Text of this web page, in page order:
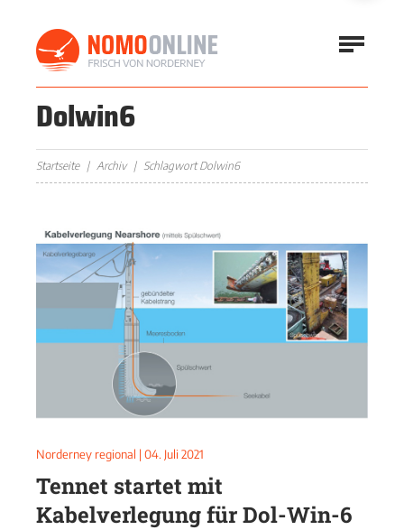
Dolwin6
Startseite Archiv Schlagwort Dolwin6
Norderney regional | 04. Juli 2021
Tennet startet mit
Kabelverlegung für Dol-Win-6